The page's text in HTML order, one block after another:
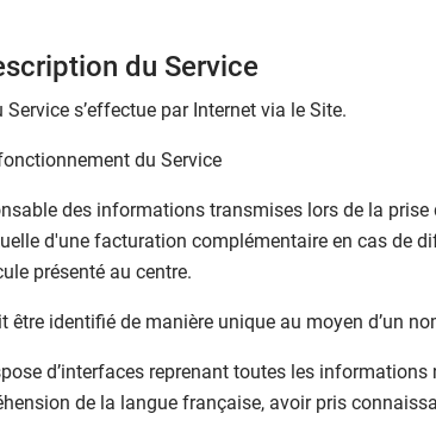
du Service
s’effectue par Internet via le Site.
du Service
des informations transmises lors de la
d'une facturation complémentaire en cas de
présenté au centre.
être identifié de manière unique au moyen d’un
d’interfaces reprenant toutes les
de la langue française, avoir pris